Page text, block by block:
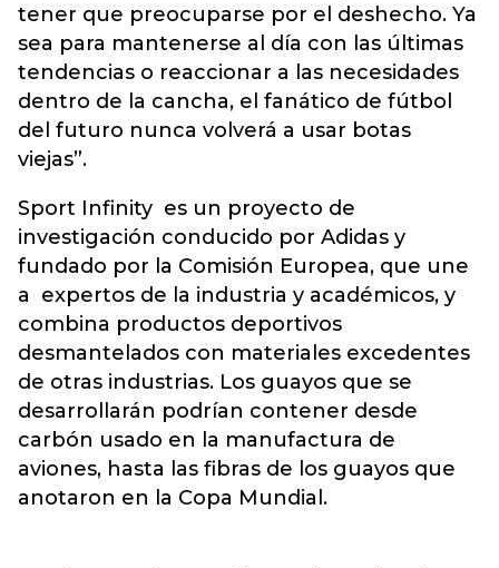
tener que preocuparse por el deshecho. Ya
sea para mantenerse al día con las últimas
tendencias o reaccionar a las necesidades
dentro de la cancha, el fanático de fútbol
del futuro nunca volverá a usar botas
viejas”.
Sport Infinity es un proyecto de
investigación conducido por Adidas y
fundado por la Comisión Europea, que une
a expertos de la industria y académicos, y
combina productos deportivos
desmantelados con materiales excedentes
de otras industrias. Los guayos que se
desarrollarán podrían contener desde
carbón usado en la manufactura de
aviones, hasta las fibras de los guayos que
anotaron en la Copa Mundial.